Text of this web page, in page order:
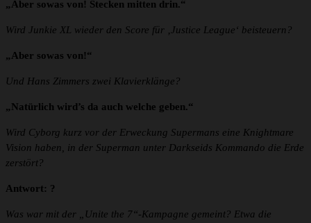
„Aber sowas von! Stecken mitten drin.“
Wird Junkie XL wieder den Score für ‚Justice League‘ beisteuern?
„Aber sowas von!“
Und Hans Zimmers zwei Klavierklänge?
„Natürlich wird’s da auch welche geben.“
Wird Cyborg kurz vor der Erweckung Supermans eine Knightmare
Vision haben, in der Superman unter Darkseids Kommando die Erde
zerstört?
Antwort: ?
Was war mit der „Unite the 7“-Kampagne gemeint? Etwa die